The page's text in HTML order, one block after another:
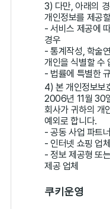
3) 다만, 아래의
개인정보를 제공
- 서비스 제공에
경우
- 통계작성, 학술
개인을 식별할 수
- 법률에 특별한
4) 본 개인정보보
2006년 11월 30
회사가 귀하의 개
예외로 합니다.
- 공동 사업 파트너
- 인터넷 쇼핑 업체
- 정보 제공형 또
제공 업체
쿠키운영